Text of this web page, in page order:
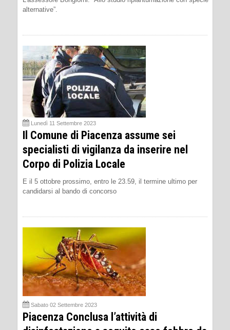
alternative”.
Lunedì 11 Settembre 2023
Il Comune di Piacenza assume sei
specialisti di vigilanza da inserire nel
Corpo di Polizia Locale
E il 5 ottobre prossimo, entro le 23.59, il termine ultimo per
candidarsi al bando di concorso
Sabato 02 Settembre 2023
Piacenza Conclusa l’attività di